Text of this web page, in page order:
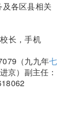
及各区县相关
长，手机
（九九年七
京）副主任：